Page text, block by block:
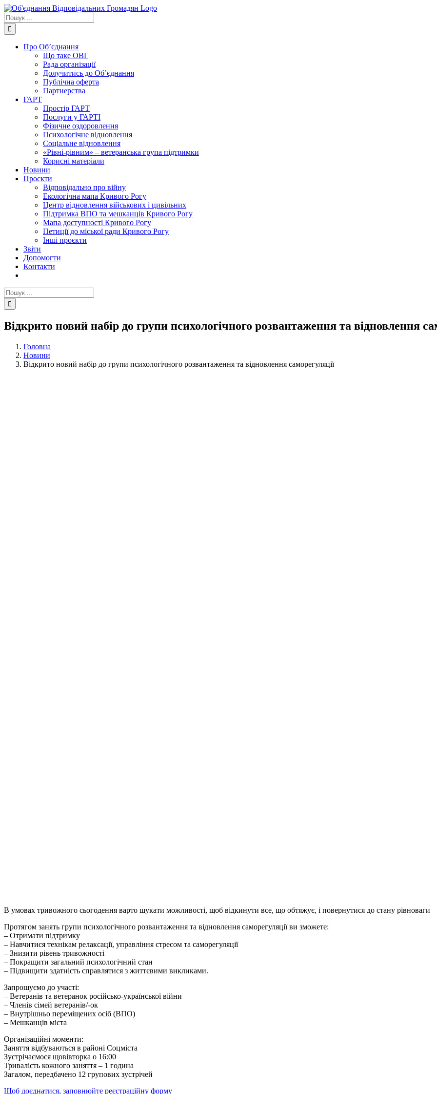
Skip
to
content
Пошук
...
Про Об’єднання
Що таке ОВГ
Рада організації
Долучитись до Об’єднання
Публічна оферта
Партнерства
ГАРТ
Простір ГАРТ
Послуги у ГАРТІ
Фізичне оздоровлення
Психологічне відновлення
Соціальне відновлення
«Рівні-рівним» – ветеранська група підтримки
Корисні матеріали
Новини
Проєкти
Відповідально про війну
Екологічна мапа Кривого Рогу
Центр відновлення військових і цивільних
Підтримка ВПО та мешканців Кривого Рогу
Мапа доступності Кривого Рогу
Петиції до міської ради Кривого Рогу
Інші проєкти
Звіти
Допомогти
Контакти
Пошук
...
Відкрито новий набір до групи психологічного розвантаження та відновлення
Головна
Новини
Відкрито новий набір до групи психологічного розвантаження та відновлення саморегуляції
В умовах тривожного сьогодення варто шукати можливості, щоб відкинути все, що обтяжує, і повернутися до стану рівноваги
Протягом занять групи психологічного розвантаження та відновлення саморегуляції ви зможете:
– Отримати підтримку
– Навчитися технікам релаксації, управління стресом та саморегуляції
– Знизити рівень тривожності
– Покращити загальний психологічний стан
– Підвищити здатність справлятися з життєвими викликами.
Запрошуємо до участі:
– Ветеранів та ветеранок російсько-української війни
– Членів сімей ветеранів/-ок
– Внутрішньо переміщених осіб (ВПО)
– Мешканців міста
Організаційні моменти:
Заняття відбуваються в районі Соцміста
Зустрічаємося щовівторка о 16:00
Тривалість кожного заняття – 1 година
Загалом, передбачено 12 групових зустрічей
Щоб доєднатися, заповнюйте реєстраційну форму